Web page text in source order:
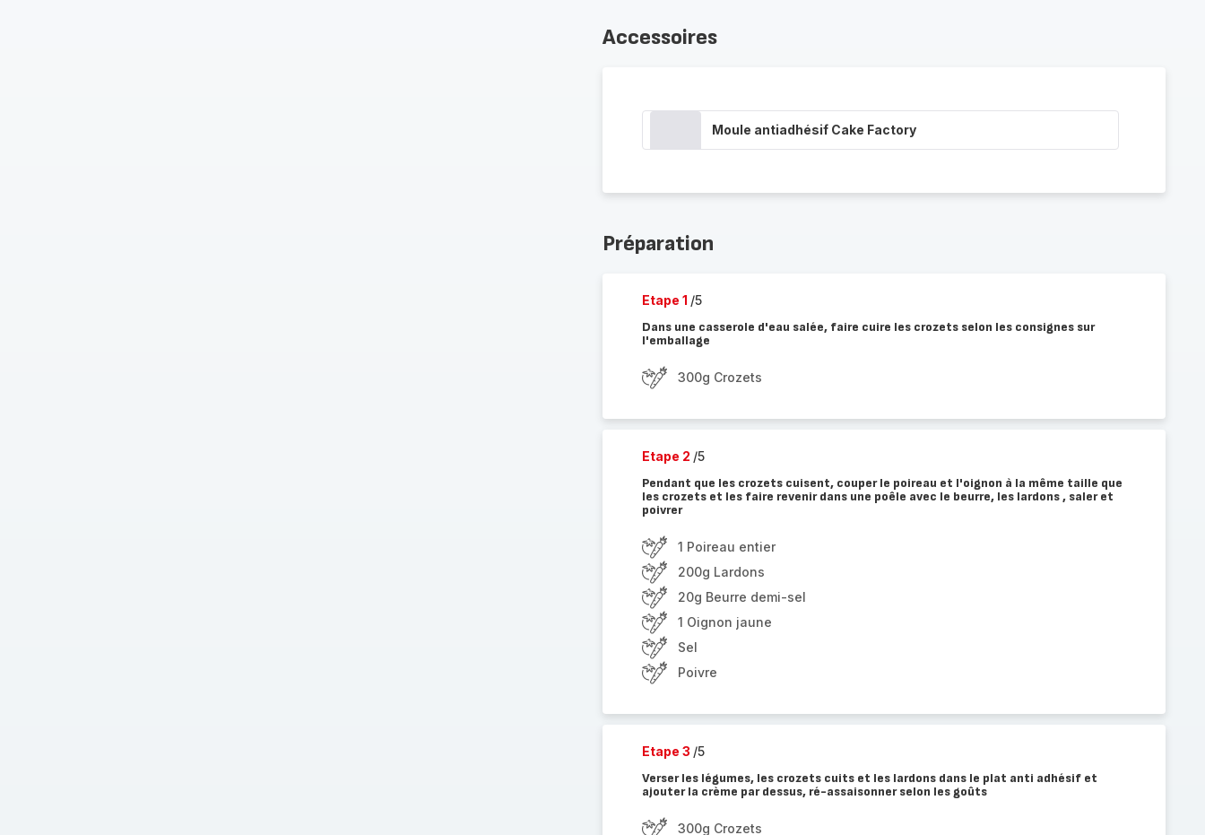
Accessoires
Moule antiadhésif Cake Factory
Préparation
Etape 1 /5
Dans une casserole d'eau salée, faire cuire les crozets selon les consignes sur
l'emballage
300g Crozets
Etape 2 /5
Pendant que les crozets cuisent, couper le poireau et l'oignon à la même taille que
les crozets et les faire revenir dans une poêle avec le beurre, les lardons , saler et
poivrer
1 Poireau entier
200g Lardons
20g Beurre demi-sel
1 Oignon jaune
Sel
Poivre
Etape 3 /5
Verser les légumes, les crozets cuits et les lardons dans le plat anti adhésif et
ajouter la crème par dessus, ré-assaisonner selon les goûts
300g Crozets